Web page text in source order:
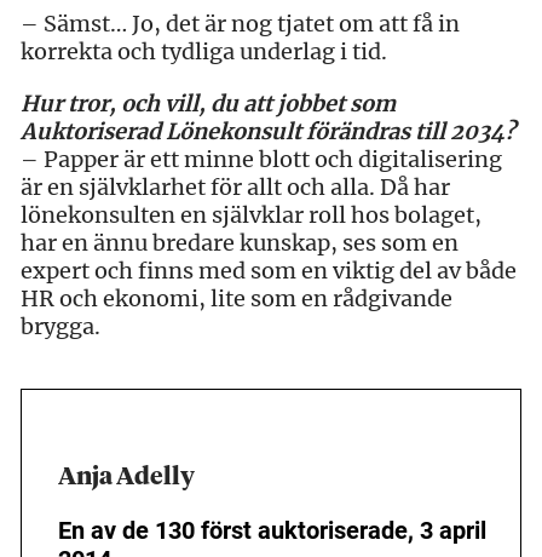
– Sämst… Jo, det är nog tjatet om att få in
korrekta och tydliga underlag i tid.
Hur tror, och vill, du att jobbet som
Auktoriserad Lönekonsult förändras till 2034?
– Papper är ett minne blott och digitalisering
är en självklarhet för allt och alla. Då har
lönekonsulten en självklar roll hos bolaget,
har en ännu bredare kunskap, ses som en
expert och finns med som en viktig del av både
HR och ekonomi, lite som en rådgivande
brygga.
Anja Adelly
En av de 130 först auktoriserade, 3 april